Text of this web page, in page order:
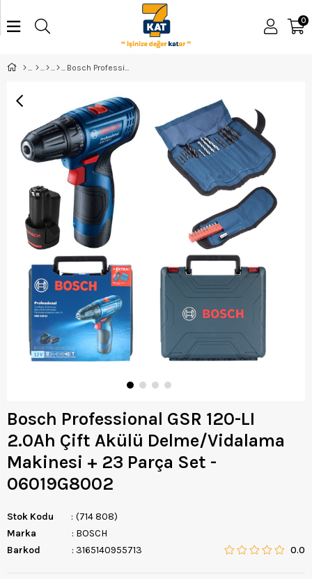
0
Bosch Professional GSR 120-LI
2.0Ah Çift Akülü Delme/Vidalama
Makinesi + 23 Parça Set -
06019G8002
Stok Kodu
(714 808)
Marka
: BOSCH
Barkod
: 3165140955713 0.0